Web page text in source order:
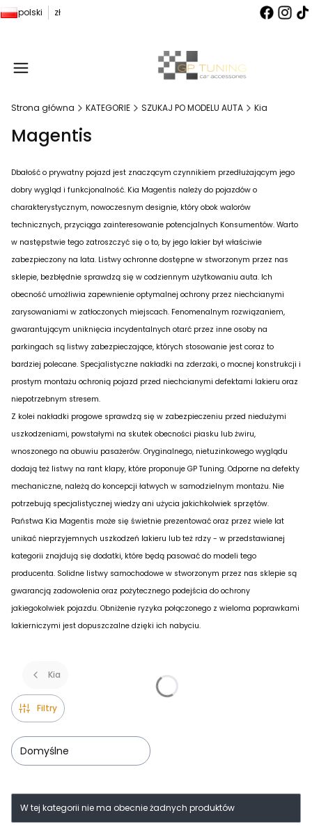
polski zł
Strona główna KATEGORIE SZUKAJ PO MODELU AUTA Kia
Magentis
Dbałość o prywatny pojazd jest znaczącym czynnikiem przedłużającym jego
dobry wygląd i funkcjonalność. Kia Magentis należy do pojazdów o
charakterystycznym, nowoczesnym designie, który obok walorów
technicznych, przyciąga zainteresowanie potencjalnych Konsumentów. Warto
w następstwie tego zatroszczyć się o to, by jego lakier był właściwie
zabezpieczony na lata. Listwy ochronne dostępne w stworzonym przez nas
sklepie, bezbłędnie sprawdzą się w codziennym użytkowaniu auta. Ich
obecność umożliwia zapewnienie optymalnej ochrony przez niechcianymi
zarysowaniami w zatłoczonych miejscach. Fenomenalnym rozwiązaniem,
gwarantującym uniknięcia incydentalnych otarć przez inne osoby na
parkingach są listwy zabezpieczające, których stosowanie jest coraz to
bardziej polecane. Specjalistyczne nakładki na zderzaki, o mocnej konstrukcji i
prostym montażu ochronią pojazd przed niechcianymi defektami lakieru oraz
niepotrzebnym stresem.
Z kolei nakładki progowe sprawdzą się w zabezpieczeniu przed niedużymi
uszkodzeniami, powstałymi na skutek obecności piasku lub żwiru,
wnoszonego na obuwiu pasażerów. Oryginalnego, nietuzinkowego wyglądu
dodają też listwy na rant klapy, które proponuje GP Tuning. Odporne na defekty
mechaniczne, należą do koncepcji łatwych w samodzielnym montażu. Nie
potrzebują specjalistycznej wiedzy ani użycia jakichkolwiek sprzętów.
Państwa Kia Magentis może się świetnie prezentować oraz przez wiele lat
unikać nieprzyjemnych uszkodzeń lakieru lub też rdzy - w przedstawianej
kategorii znajdują się dodatki, które będą pasować do modeli tego
producenta. Solidne listwy samochodowe w stworzonym przez nas sklepie są
gwarancją zadowolenia oraz pożytecznego podejścia do ochrony
jakiegokolwiek pojazdu. Obniżenie ryzyka połączonego z wieloma poprawkami
lakierniczymi jest dopuszczalne dzięki ich nabyciu.
Kia
Filtry
Domyślne
Lista produktów
W tej kategorii nie ma obecnie żadnych produktów